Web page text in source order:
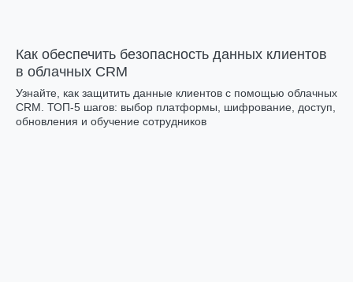
Как обеспечить безопасность данных клиентов
в облачных CRM
Узнайте, как защитить данные клиентов с помощью облачных
CRM. ТОП-5 шагов: выбор платформы, шифрование, доступ,
обновления и обучение сотрудников